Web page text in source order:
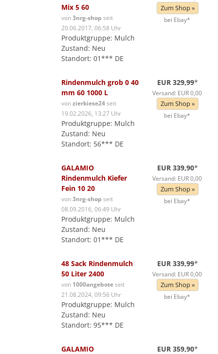
Mix 5 60
von3nrg-shop seit
20.06.2017, 06:58 Uhr
Produktgruppe: Mulch
Zustand: Neu
Standort: 01*** DE
Zum Shop »
bei Ebay*
Rindenmulch grob 0 40
mm 60 1000 L
vonzierkiese24seit
19.02.2026, 13:27 Uhr
Produktgruppe: Mulch
Zustand: Neu
Standort: 56*** DE
EUR 329,99*
Versand: EUR 0,00
Zum Shop »
bei Ebay*
GALAMIO
Rindenmulch Kiefer
Fein 10 20
von3nrg-shop seit
08.09.2016, 06:49 Uhr
Produktgruppe: Mulch
Zustand: Neu
Standort: 01*** DE
EUR 339,90*
Versand: EUR 0,00
Zum Shop »
bei Ebay*
48 Sack Rindenmulch
50 Liter 2400
von 1000angeboteseit
21.08.2024, 09:56 Uhr
Produktgruppe: Mulch
Zustand: Neu
Standort: 95*** DE
EUR 339,99*
Versand: EUR 0,00
Zum Shop »
bei Ebay*
GALAMIO
EUR 359,90*